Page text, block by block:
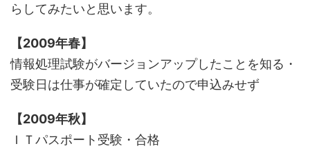
らしてみたいと思います。
【2009年春】
情報処理試験がバージョンアップしたことを知る・
受験日は仕事が確定していたので申込みせず
【2009年秋】
ＩＴパスポート受験・合格